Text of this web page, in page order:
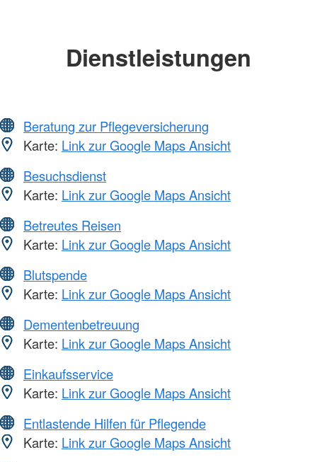
Dienstleistungen
Beratung zur Pflegeversicherung
Karte: Link zur Google Maps Ansicht
Besuchsdienst
Karte: Link zur Google Maps Ansicht
Betreutes Reisen
Karte: Link zur Google Maps Ansicht
Blutspende
Karte: Link zur Google Maps Ansicht
Dementenbetreuung
Karte: Link zur Google Maps Ansicht
Einkaufsservice
Karte: Link zur Google Maps Ansicht
Entlastende Hilfen für Pflegende
Karte: Link zur Google Maps Ansicht